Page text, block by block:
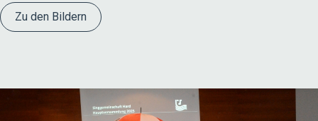
Zu den Bildern